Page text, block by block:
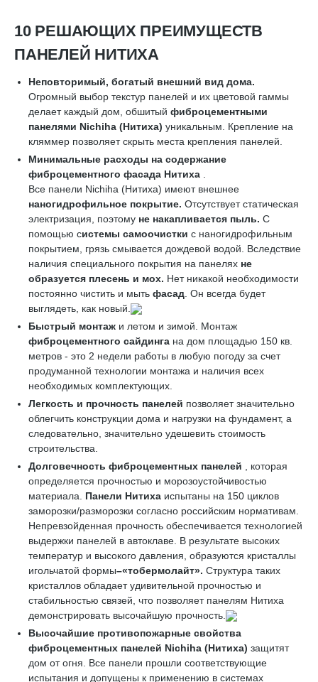
10 РЕШАЮЩИХ ПРЕИМУЩЕСТВ
ПАНЕЛЕЙ НИТИХА
Неповторимый, богатый внешний вид дома.
Огромный выбор текстур панелей и их цветовой гаммы
делает каждый дом, обшитый фиброцементными
панелями Nichiha (Нитиха) уникальным. Крепление на
кляммер позволяет скрыть места крепления панелей.
Минимальные расходы на содержание
фиброцементного фасада Нитиха
Все панели Nichiha (Нитиха) имеют внешнее
наногидрофильное покрытие. Отсутствует статическая
электризация, поэтому не накапливается пыль. С
помощью системы самоочистки с наногидрофильным
покрытием, грязь смывается дождевой водой. Вследствие
наличия специального покрытия на панелях не
образуется плесень и мох. Нет никакой необходимости
постоянно чистить и мыть фасад . Он всегда будет
выглядеть, как новый.
Быстрый монтаж и летом и зимой. Монтаж
фиброцементного сайдинга на дом площадью 150 кв.
метров - это 2 недели работы в любую погоду за счет
продуманной технологии монтажа и наличия всех
необходимых комплектующих.
Легкость и прочность панелей позволяет значительно
облегчить конструкции дома и нагрузки на фундамент, а
следовательно, значительно удешевить стоимость
строительства.
Долговечность фиброцементных панелей
, которая
определяется прочностью и морозоустойчивостью
материала. Панели Нитиха испытаны на 150 циклов
заморозки/разморозки согласно российским нормативам.
Непревзойденная прочность обеспечивается технологией
выдержки панелей в автоклаве. В результате высоких
температур и высокого давления, образуются кристаллы
игольчатой формы–«тобермолайт». Структура таких
кристаллов обладает удивительной прочностью и
стабильностью связей, что позволяет панелям Нитиха
демонстрировать высочайшую прочность.
Высочайшие противопожарные свойства
фиброцементных панелей Nichiha (Нитиха) защитят
дом от огня. Все панели прошли соответствующие
испытания и допущены к применению в системах